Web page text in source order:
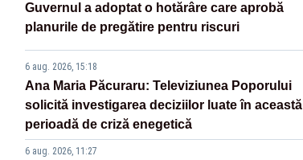
Guvernul a adoptat o hotărâre care aprobă
planurile de pregătire pentru riscuri
6 aug. 2026, 15:18
Ana Maria Păcuraru: Televiziunea Poporului
solicită investigarea deciziilor luate în această
perioadă de criză enegetică
6 aug. 2026, 11:27